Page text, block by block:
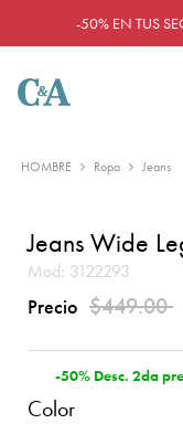
-50% EN TUS
HOMBRE Ropa Jeans
Jeans Wide
Mod: 3122293
Precio Precio
$449.00a
-50% Desc. 2da
Color